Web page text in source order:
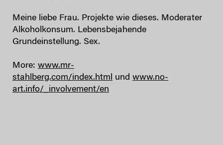
Meine liebe Frau. Projekte wie dieses. Moderater
Alkoholkonsum. Lebensbejahende
Grundeinstellung. Sex.
More: www.mr-
stahlberg.com/index.html und www.no-
art.info/_involvement/en